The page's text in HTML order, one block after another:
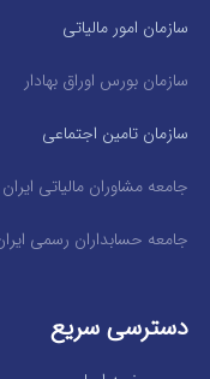
سازمان امور مالیاتی
سازمان بورس اوراق بهادار
سازمان تامین اجتماعی
جامعه مشاوران مالیاتی ایران
جامعه حسابداران رسمی
دسترسی سریع